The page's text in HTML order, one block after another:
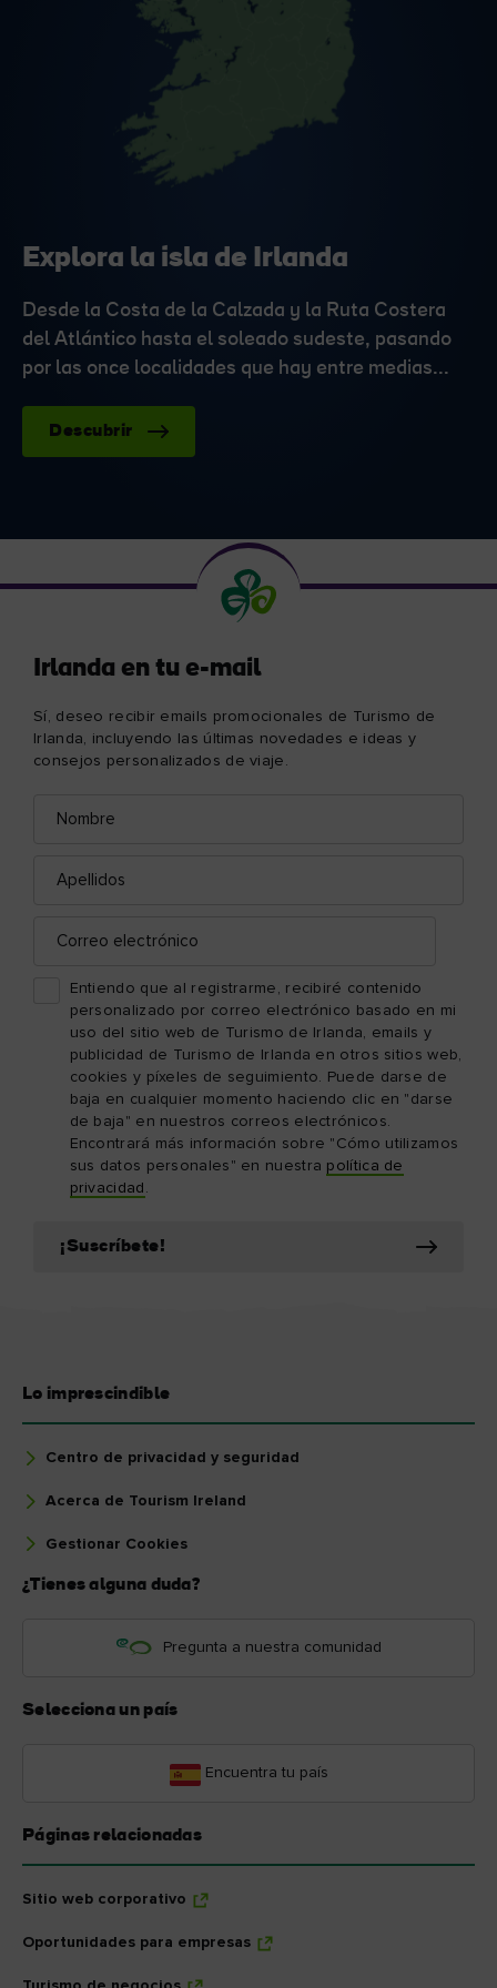
Explora la isla de Irlanda
Desde la Costa de la Calzada y la Ruta Costera
del Atlántico hasta el soleado sudeste, pasando
por las once localidades que hay entre medias...
Descubrir
Irlanda en tu e-mail
Sí, deseo recibir emails promocionales de Turismo de
Irlanda, incluyendo las últimas novedades e ideas y
consejos personalizados de viaje.
electrónico
electrónico
Entiendo que al registrarme, recibiré contenido
personalizado por correo electrónico basado en mi
uso del sitio web de Turismo de Irlanda, emails y
publicidad de Turismo de Irlanda en otros sitios web,
cookies y píxeles de seguimiento. Puede darse de
baja en cualquier momento haciendo clic en "darse
de baja" en nuestros correos electrónicos.
Encontrará más información sobre "Cómo utilizamos
sus datos personales" en nuestra política de
privacidad
¡Suscríbete!
Lo imprescindible
Centro de privacidad y seguridad
Acerca de Tourism Ireland
Gestionar Cookies
¿Tienes alguna duda?
Pregunta a nuestra comunidad
Selecciona un país
Encuentra tu país
Páginas relacionadas
Sitio web corporativo
Oportunidades para empresas